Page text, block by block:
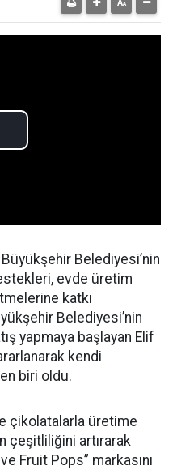
Belediyesi’nin
evde üretim
katkı
Belediyesi’nin
yapmaya başlayan Elif
kendi
biri oldu.
çikolatalarla üretime
çeşitliliğini artırarak
Fruit Pops” markasını